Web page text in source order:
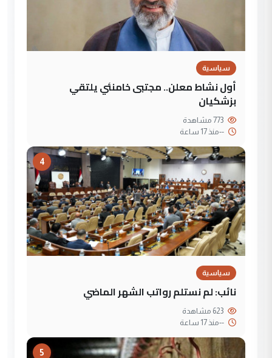
سياسية
أول نشاط معلن.. مجتبى خامنئي يلتقي
بزشكيان
--منذ 17 ساعة
4
سياسية
نائب: لم نستلم رواتب الشهر الماضي
--منذ 17 ساعة
5